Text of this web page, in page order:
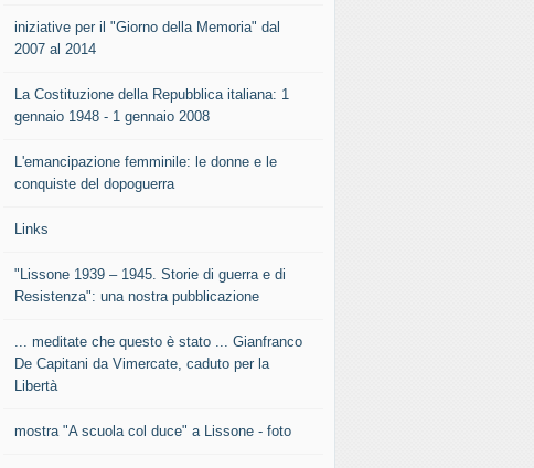
iniziative per il "Giorno della Memoria" dal
2007 al 2014
La Costituzione della Repubblica italiana: 1
gennaio 1948 - 1 gennaio 2008
L'emancipazione femminile: le donne e le
conquiste del dopoguerra
Links
"Lissone 1939 – 1945. Storie di guerra e di
Resistenza": una nostra pubblicazione
... meditate che questo è stato ... Gianfranco
De Capitani da Vimercate, caduto per la
Libertà
mostra "A scuola col duce" a Lissone - foto